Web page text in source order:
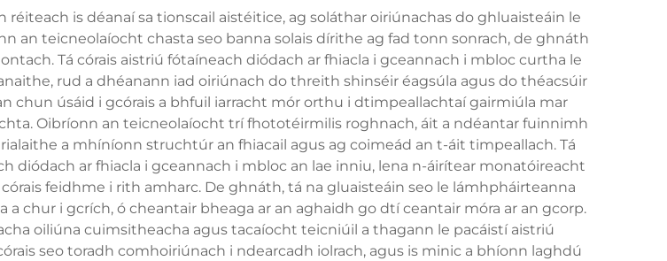
is déanaí sa tionscail aistéitice, ag soláthar oiriúnachas do ghluaisteáin le
an teicneolaíocht chasta seo banna solais dírithe ag fad tonn sonrach, de ghnáth
Tá córais aistriú fótaíneach diódach ar fhiacla i gceannach i mbloc curtha le
rud a dhéanann iad oiriúnach do threith shinséir éagsúla agus do théacsúir
chun úsáid i gcórais a bhfuil iarracht mór orthu i dtimpeallachtaí gairmiúla mar
Oibríonn an teicneolaíocht trí fhototéirmilis roghnach, áit a ndéantar fuinnimh
a mhíníonn struchtúr an fhiacail agus ag coimeád an t-áit timpeallach. Tá
diódach ar fhiacla i gceannach i mbloc an lae inniu, lena n-áirítear monatóireacht
feidhme i rith amharc. De ghnáth, tá na gluaisteáin seo le lámhpháirteanna
chur i gcrích, ó cheantair bheaga ar an aghaidh go dtí ceantair móra ar an gcorp.
oiliúna cuimsitheacha agus tacaíocht teicniúil a thagann le pacáistí aistriú
seo toradh comhoiriúnach i ndearcadh iolrach, agus is minic a bhíonn laghdú